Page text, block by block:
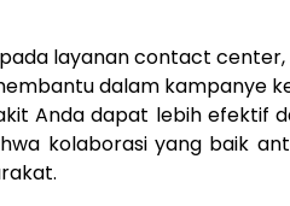
layanan contact
dalam kampanye
Anda dapat lebih
kolaborasi yang baik